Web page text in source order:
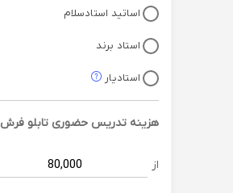
اساتید استادسلام
استاد برند
استادیار
هزینه تدریس حضوری تابلو فرش
از